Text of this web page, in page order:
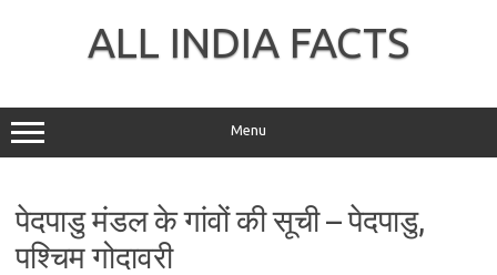
ALL INDIA FACTS
Menu
पेदपाडु मंडल के गांवों की सूची – पेदपाडु,
पश्चिम गोदावरी